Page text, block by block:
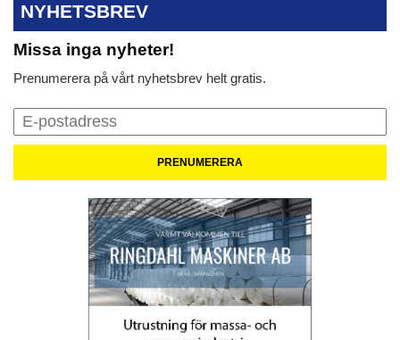
NYHETSBREV
Missa inga nyheter!
Prenumerera på vårt nyhetsbrev helt gratis.